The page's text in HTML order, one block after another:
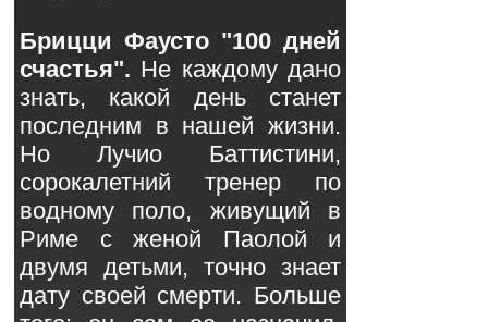
Брицци Фаусто "100 дней
счастья". Не каждому дано
знать, какой день станет
последним в нашей жизни.
Но Лучио Баттистини,
сорокалетний тренер по
водному поло, живущий в
Риме с женой Паолой и
двумя детьми, точно знает
дату своей смерти. Больше